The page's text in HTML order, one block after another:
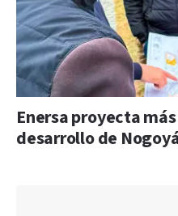
Enersa proyecta
desarrollo de